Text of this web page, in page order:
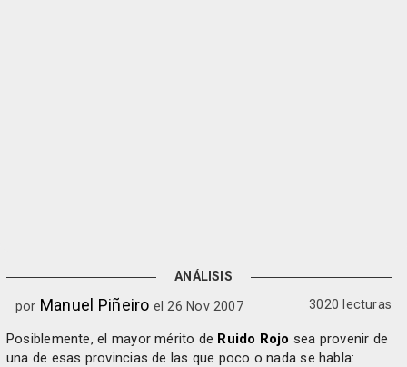
ANÁLISIS
por Manuel Piñeiro el 26 Nov 2007 3020 lecturas
Posiblemente, el mayor mérito de Ruido Rojo sea provenir de
una de esas provincias de las que poco o nada se habla: